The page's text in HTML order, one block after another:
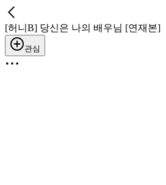
[허니B] 당신은 나의 배우님 [연재본]
관심